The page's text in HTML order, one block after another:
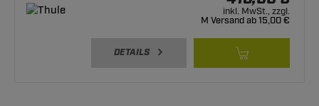
inkl. MwSt., zzgl.
M Versand ab 15,00 €
DETAILS